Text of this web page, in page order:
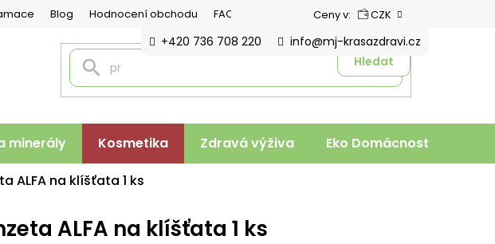
Blog Hodnocení obchodu FAQ Ceny v: CZK
Hledat
+420 736 708 220 info@mj-krasazdravi.cz
minerály Kosmetika Zdravá výživa Eko Domácnost
ALFA na klíšťata 1 ks
ALFA na klíšťata 1 ks